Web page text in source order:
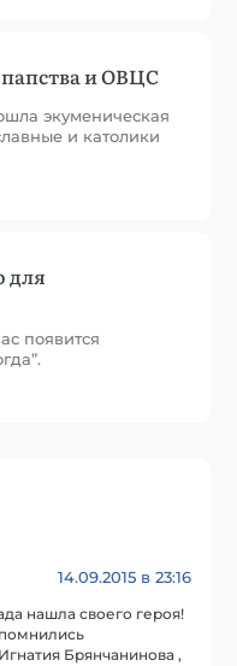
и ОВЦС
экуменическая
и католики
для
появится
14.09.2015 в 23:16
нашла своего героя!
Брянчанинова ,